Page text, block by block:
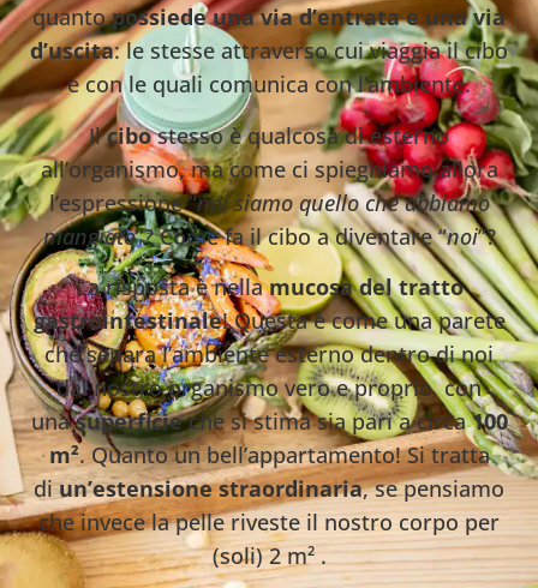
quantopossiede una via d’entrata e una via
d’uscita: le stesse attraverso cui viaggia il cibo
e con le quali comunica con l’ambiente.
Ilcibostesso è qualcosa di esterno
all’organismo, ma come ci spieghiamo allora
l’espressione “noi siamo quello che abbiamo
mangiato”? Come fa il cibo a diventare “noi”?
La risposta è nellamucosa del tratto
gastrointestinale! Questa è come una parete
che separa l’ambiente esterno dentro di noi
dal nostro organismo vero e proprio, con
unasuperficieche si stima sia pari a circa100
m². Quanto un bell’appartamento! Si tratta
diun’estensione straordinaria, se pensiamo
che invece la pelle riveste il nostro corpo per
(soli) 2 m² .